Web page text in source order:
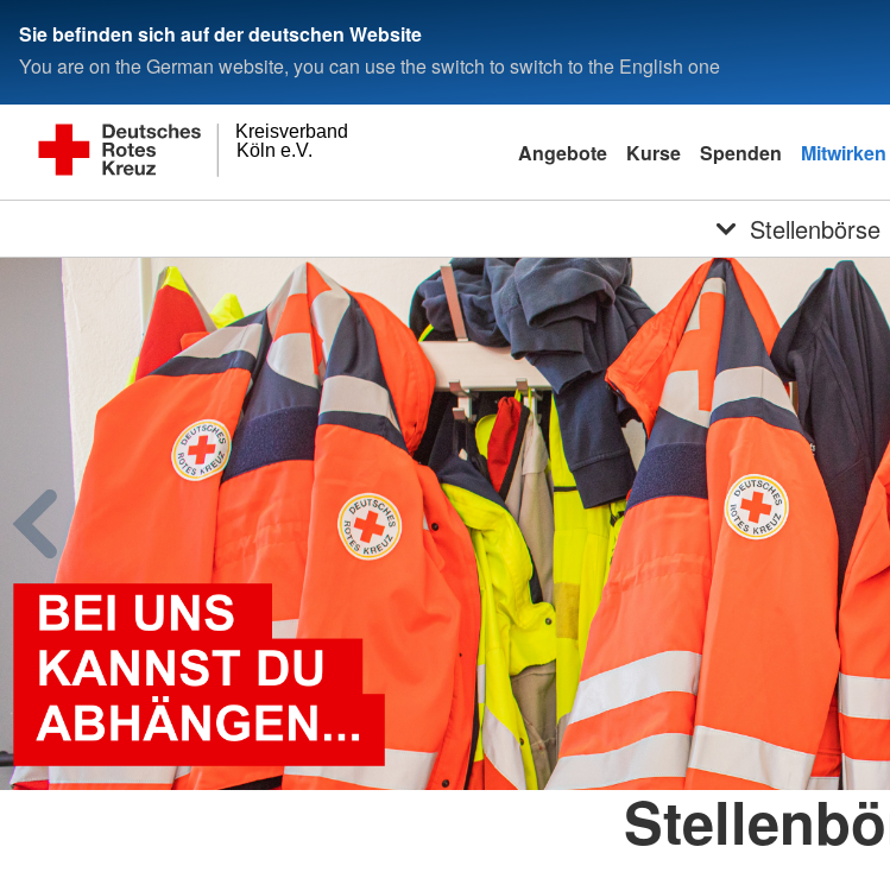
Sie befinden sich auf der deutschen Website
You are on the German website, you can use the switch to switch to the English one
Köln e.V.
Kreisverband
Angebote Kurse Spenden Mitwirken
Stellenbörse